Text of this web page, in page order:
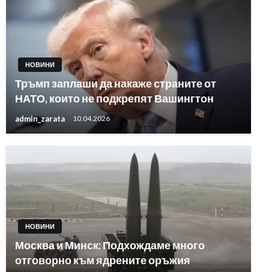
НОВИНИ
Тръмп заплаши да накаже страните от
НАТО, които не подкрепят Вашингтон
admin_zarata 10.04.2026
НОВИНИ
Москва и Минск: Подхождаме много
отговорно към ядрените оръжия